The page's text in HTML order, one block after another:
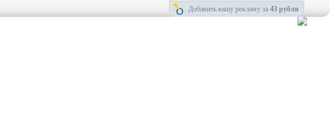
Добавить вашу рекламу за 43 рубля